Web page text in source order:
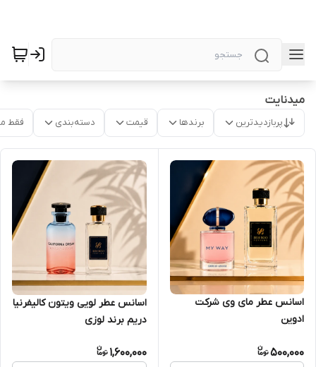
میدنایت
پربازدیدترین برندها قیمت دسته‌بندی فقط
اسانس عطر مای وی شرکت
ادوین
500,000
اسانس عطر لویی ویتون کالیفرنیا
دریم برند لوزی
1,600,000